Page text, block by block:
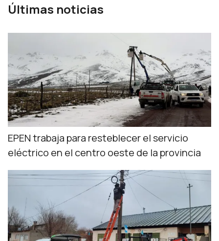
Últimas noticias
EPEN trabaja para resteblecer el servicio
eléctrico en el centro oeste de la provincia